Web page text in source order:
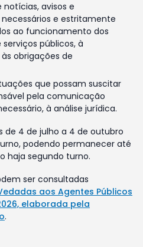
avisos e
e estritamente
ao funcionamento dos
públicos, à
obrigações de
que possam suscitar
pela comunicação
à análise jurídica.
de 4 de julho a 4 de outubro
podendo permanecer até
haja segundo turno.
ser consultadas
aos Agentes Públicos
elaborada pela
.